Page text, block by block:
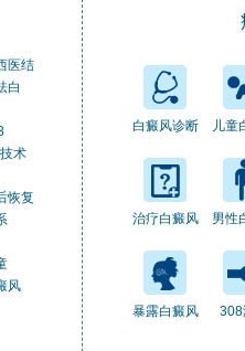
医结
白
术
恢复
风
白癜风诊断 儿童
治疗白癜风 男性
暴露白癜风